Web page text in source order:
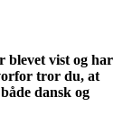
blevet vist og har
tror du, at
dansk og